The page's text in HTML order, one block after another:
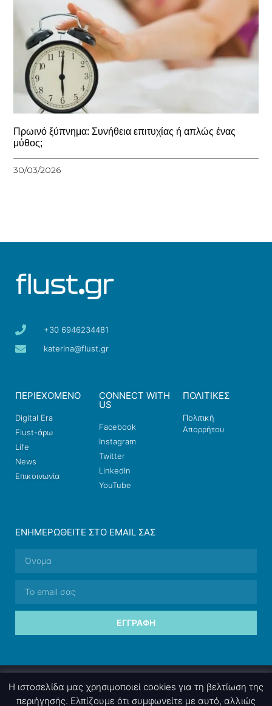
Πρωινό ξύπνημα: Συνήθεια επιτυχίας ή απλώς ένας
μύθος;
30/03/2026
+30 6946234481
katerina@flust.gr
ΠΕΡΙΕΧΟΜΕΝΟ
Digital Era
Flust-άρω
Life
News
Επικοινωνία
CONNECT WITH
US
Facebook
Instagram
Twitter
LinkedIn
YouTube
ΠΟΛΙΤΙΚΕΣ
Πολιτική
Απορρήτου
ΕΝΗΜΕΡΩΘΕΊΤΕ ΣΤΟ EMAIL ΣΑΣ
ΕΓΓΡΑΦΉ
Η ιστοσελίδα μας χρησιμοποιεί cookies για τη βελτίωση της
περιήγησής. Ελπίζουμε ότι συμφωνείτε με αυτό, αλλιώς